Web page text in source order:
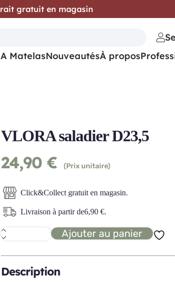
VLORA saladier D23,5
24,90 € (Prix unitaire)
Click&Collect gratuit en magasin.
Livraison à partir de6,90 €.
quantité
de
saladier
D23,5
Ajouter au panier
Description
gratuit en magasin
MatelasNouveautésÀ propos